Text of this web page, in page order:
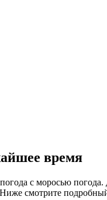
время
с моросью
смотрите